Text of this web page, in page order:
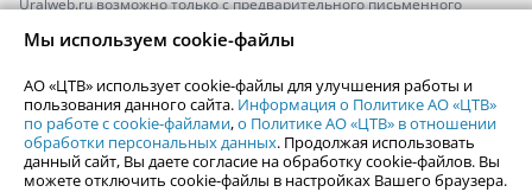
Uralweb.ru возможно только с предварительного письменного
По вопросам размещения рекламы обращайтесь по тел.
По вопросам размещения информации в разделе «Афиша»
afisha@uralweb.ru
Пользовательское соглашение на использование сайта
Политика АО «ЦТВ» в отношении обработки персональных данных
Мы используем cookie-файлы
АО «ЦТВ» использует cookie-файлы для улучшения работы и
пользования данного сайта. Информация о Политике АО «ЦТВ»
по работе с cookie-файлами,о Политике АО «ЦТВ» в отношении
обработки персональных данных. Продолжая использовать
данный сайт, Вы даете согласие на обработку cookie-файлов. Вы
можете отключить cookie-файлы в настройках Вашего браузера.